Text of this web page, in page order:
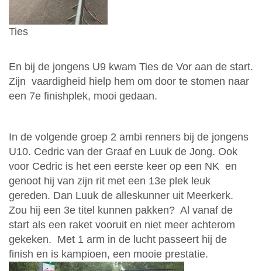
Ties
En bij de jongens U9 kwam Ties de Vor aan de start.
Zijn vaardigheid hielp hem om door te stomen naar
een 7e finishplek, mooi gedaan.
In de volgende groep 2 ambi renners bij de jongens
U10. Cedric van der Graaf en Luuk de Jong. Ook
voor Cedric is het een eerste keer op een NK en
genoot hij van zijn rit met een 13e plek leuk
gereden. Dan Luuk de alleskunner uit Meerkerk.
Zou hij een 3e titel kunnen pakken? Al vanaf de
start als een raket vooruit en niet meer achterom
gekeken. Met 1 arm in de lucht passeert hij de
finish en is kampioen, een mooie prestatie.